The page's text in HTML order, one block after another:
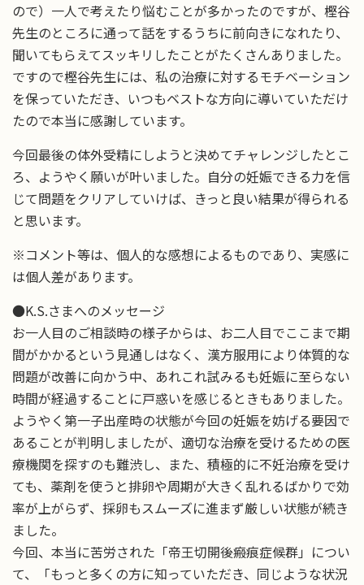
ので）一人で考えたり悩むことが多かったのですが、樫谷
先生のところに通って話をするうちに前向きになれたり、
聞いてもらえてスッキリしたことがたくさんありました。
ですので樫谷先生には、私の治療に対するモチベーション
を保っていただき、いつもベストな方向に導いていただけ
たので本当に感謝しています。
今回最後の体外受精にしようと決めてチャレンジしたとこ
ろ、ようやく願いが叶いました。自分の妊娠できる力を信
じて問題をクリアしていけば、きっと良い結果が得られる
と思います。
※コメント等は、個人的な感想によるものであり、実感に
は個人差があります。
●K.S.さまへのメッセージ
お一人目のご相談時の様子からは、お二人目でここまで期
間がかかるという見通しはなく、漢方服用により体質的な
問題が改善に向かう中、あれこれ試みるも妊娠に至らない
時間が経過することに戸惑いを感じるときもありました。
ようやく第一子出産時の状態が今回の妊娠を妨げる要因で
あることが判明しましたが、適切な治療を受けるための医
療機関を探すのも難渋し、また、積極的に不妊治療を受け
ても、薬剤を使うと排卵や周期が大きく乱れるばかりで効
率が上がらず、採卵もスムーズに進まず厳しい状態が続き
ました。
今回、本当に苦労された「帝王切開後瘢痕症候群」につい
て、「もっと多くの方に知っていただき、同じような状況